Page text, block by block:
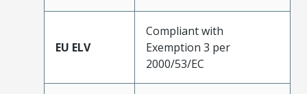
EU ELV
Compliant with
Exemption 3 per
2000/53/EC